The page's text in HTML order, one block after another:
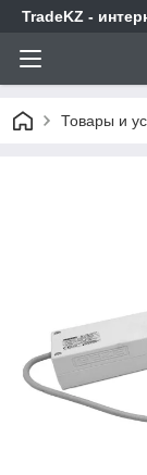
TradeKZ -
Товары и